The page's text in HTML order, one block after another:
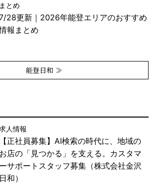
まとめ
28更新｜2026年能登エリアのおすすめ
報まとめ
能登日和 ≫
人情報
【正社員募集】AI検索の時代に、地域の
お店の「見つかる」を支える。カスタマ
ーサポートスタッフ募集（株式会社金沢
日和）